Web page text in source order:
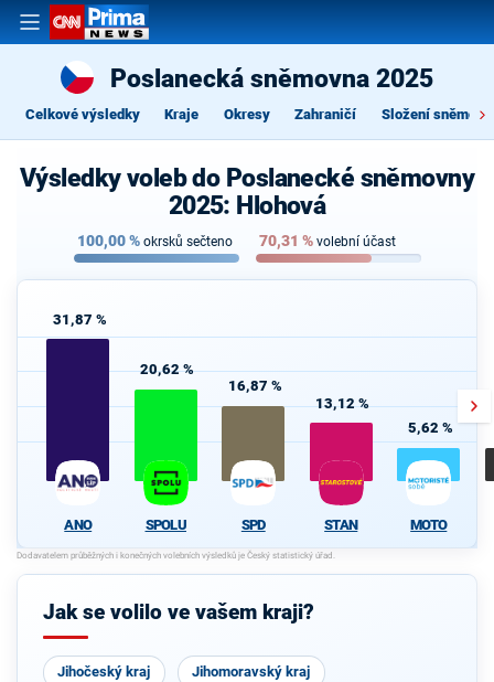
Poslanecká sněmovna 2025
Celkové výsledky Kraje Okresy Zahraničí Složení
Výsledky voleb do Poslanecké sněmovny
2025: Hlohová
100,00% okrsků sečteno 70,31 % volební účast
31,87 %
ANO
20,62 %
SPOLU
16,87 %
SPD
13,12 %
STAN
5,62 %
MOTO
Jak se volilo ve vašem kraji?
Jihočeský kraj Jihomoravský kraj